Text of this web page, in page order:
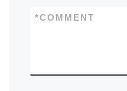
COMMENT
*